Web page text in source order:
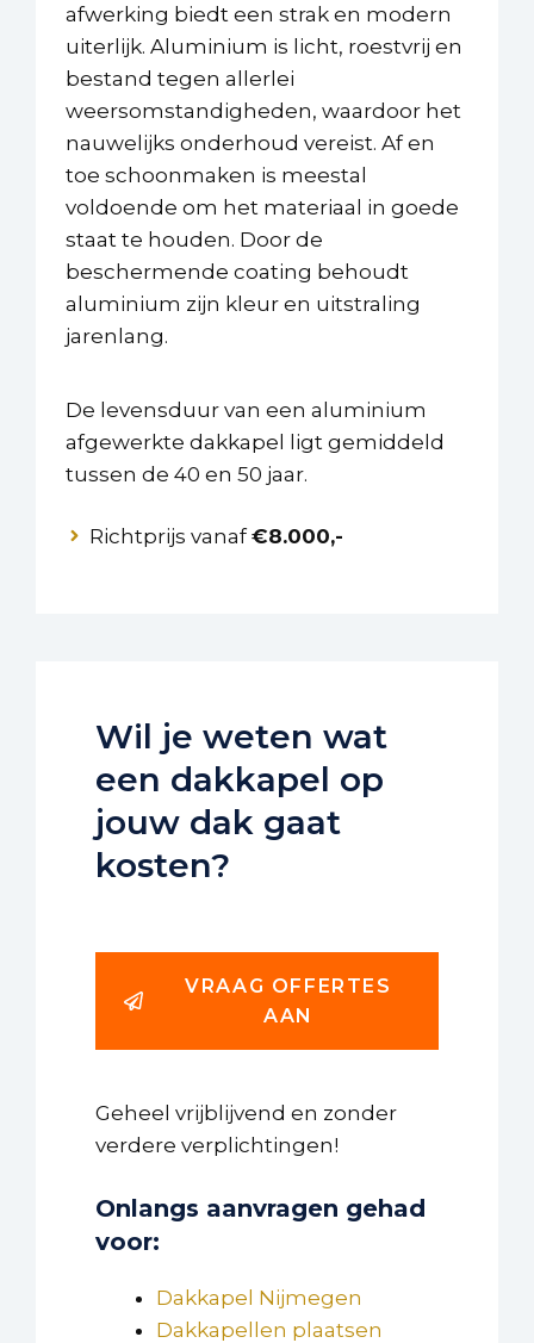
afwerking biedt een strak en modern
uiterlijk. Aluminium is licht, roestvrij en
bestand tegen allerlei
weersomstandigheden, waardoor het
nauwelijks onderhoud vereist. Af en
toe schoonmaken is meestal
voldoende om het materiaal in goede
staat te houden. Door de
beschermende coating behoudt
aluminium zijn kleur en uitstraling
jarenlang.
De levensduur van een aluminium
afgewerkte dakkapel ligt gemiddeld
tussen de 40 en 50 jaar.
Richtprijs vanaf€8.000,-
Wil je weten wat
een dakkapel op
jouw dak gaat
kosten?
VRAAG OFFERTES
AAN
Geheel vrijblijvend en zonder
verdere verplichtingen!
Onlangs aanvragen gehad
voor:
Dakkapel Nijmegen
Dakkapellen plaatsen